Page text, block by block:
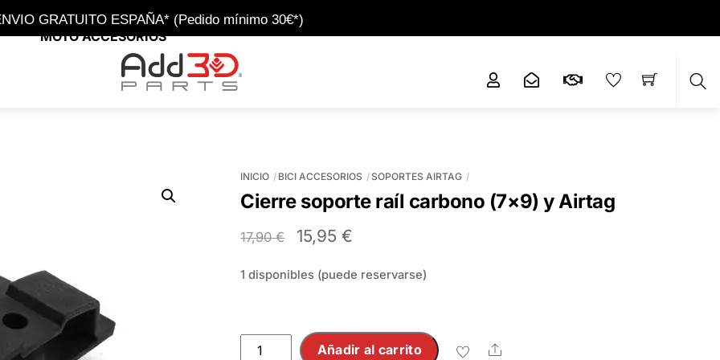
GRATUITO ESPAÑA* (Pedido mínimo 30€*)
Menu
MOTO ACCESORIOS
INICIO BICI ACCESORIOS SOPORTES AIRTAG
Cierre soporte raíl carbono (7×9) y Airtag
17,90€
El
original
15,95 €El
actual
1 disponibles (puede reservarse)
Cierre
Añadir al carrito Share